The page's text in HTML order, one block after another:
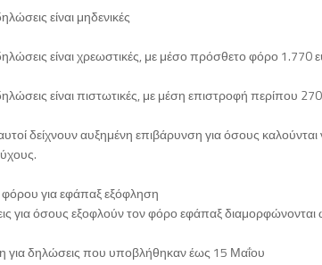
είναι μηδενικές
είναι χρεωστικές, με μέσο πρόσθετο φόρο 1.770
είναι πιστωτικές, με μέση επιστροφή περίπου
δείχνουν αυξημένη επιβάρυνση για όσους
για εφάπαξ εξόφληση
για όσους εξοφλούν τον φόρο εφάπαξ διαμορφώνονται
για δηλώσεις που υποβλήθηκαν έως 15 Μαΐου